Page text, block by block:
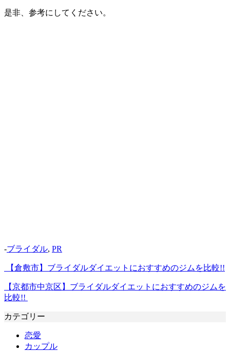
是非、参考にしてください。
-ブライダル, PR
【倉敷市】ブライダルダイエットにおすすめのジムを比較!!
【京都市中京区】ブライダルダイエットにおすすめのジムを
比較!!
カテゴリー
恋愛
カップル